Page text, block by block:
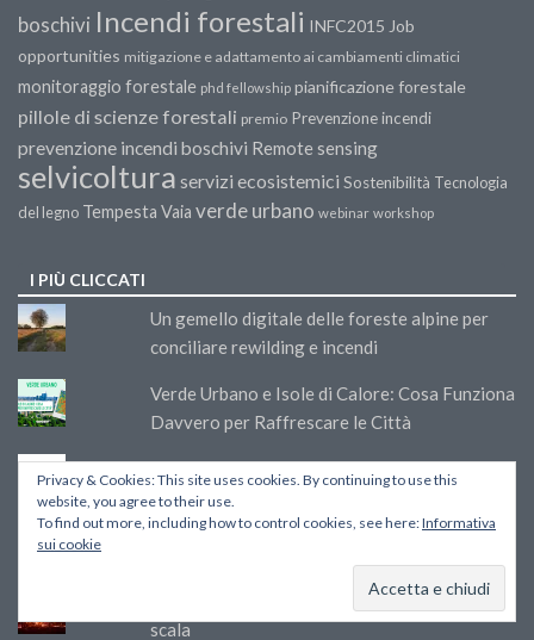
boschivi Incendi forestali INFC2015 Job
opportunities mitigazione e adattamento ai cambiamenti climatici
monitoraggio forestale phd fellowship pianificazione forestale
pillole di scienze forestali premio Prevenzione incendi
prevenzione incendi boschivi Remote sensing
selvicoltura servizi ecosistemici Sostenibilità Tecnologia
del legno Tempesta Vaia verde urbano webinar workshop
I PIÙ CLICCATI
Un gemello digitale delle foreste alpine per
conciliare rewilding e incendi
Verde Urbano e Isole di Calore: Cosa Funziona
Davvero per Raffrescare le Città
PEFC Italia, CNR e SISEF sugli incendi estremi
in Europa: “I megafire non si combattono con i
mezzi di spegnimento, priorità deve essere
California in fiamme. Storia di un fuoco fuori
scala
Privacy & Cookies: This site uses cookies. By continuing to use this
website, you agree to their use.
To find out more, including how to control cookies, see here:Informativa
sui cookie